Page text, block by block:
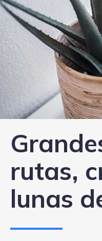
rutas,
lunas